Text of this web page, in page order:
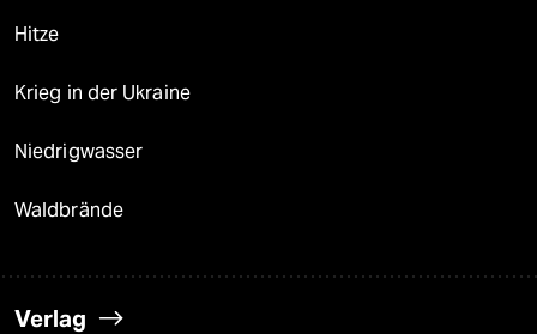
Hitze
Krieg in der Ukraine
Niedrigwasser
Waldbrände
Verlag